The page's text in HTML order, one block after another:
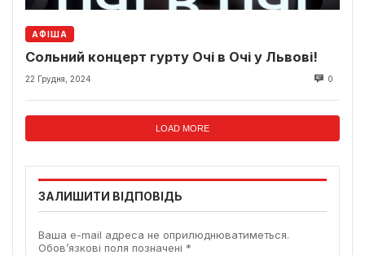
АФІША
Сольний концерт гурту Очі в Очі у Львові!
22 Грудня, 2024 0
LOAD MORE
ЗАЛИШИТИ ВІДПОВІДЬ
Ваша e-mail адреса не оприлюднюватиметься.
Обов’язкові поля позначені *